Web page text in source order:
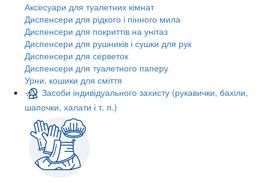
Аксесуари для туалетних кімнат
Диспенсери для рідкого і пінного мила
Диспенсери для покриттів на унітаз
Диспенсери для рушників і сушки для рук
Диспенсери для серветок
Диспенсери для туалетного паперу
Урни, кошики для сміття
Засоби індивідуального захисту (рукавички, бахіли,
шапочки, халати і т. п.)